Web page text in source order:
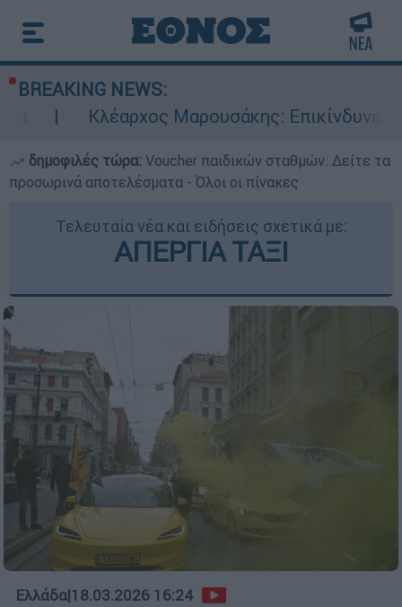
BREAKING NEWS:
Μαρουσάκης: Επικίνδυνες οι
δημοφιλές τώρα: Voucher παιδικών σταθμών: Δείτε τα
προσωρινά αποτελέσματα - Όλοι οι πίνακες
Τελευταία νέα και ειδήσεις σχετικά με:
ΑΠΕΡΓΙΑ ΤΑΞΙ
Ελλάδα|18.03.2026 16:24